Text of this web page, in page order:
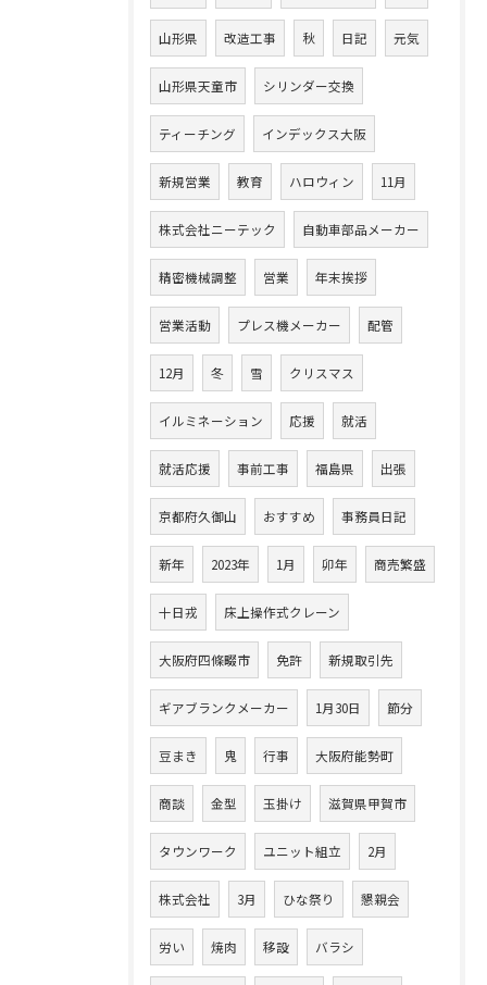
山形県 改造工事 秋 日記 元気
山形県天童市 シリンダー交換
ティーチング インデックス大阪
新規営業 教育 ハロウィン 11月
株式会社ニーテック 自動車部品メーカー
精密機械調整 営業 年末挨拶
営業活動 プレス機メーカー 配管
12月 冬 雪 クリスマス
イルミネーション 応援 就活
就活応援 事前工事 福島県 出張
京都府久御山 おすすめ 事務員日記
新年 2023年 1月 卯年 商売繁盛
十日戎 床上操作式クレーン
大阪府四條畷市 免許 新規取引先
ギアブランクメーカー 1月30日 節分
豆まき 鬼 行事 大阪府能勢町
商談 金型 玉掛け 滋賀県甲賀市
タウンワーク ユニット組立 2月
株式会社 3月 ひな祭り 懇親会
労い 焼肉 移設 バラシ